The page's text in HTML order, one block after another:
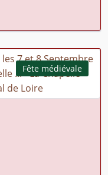
Fête médiévale